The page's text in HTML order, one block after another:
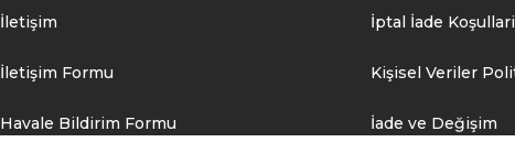
İletişim
İletişim Formu
Havale Bildirim Formu
İptal İade Koşullari
Kişisel Veriler
İade ve Değişim